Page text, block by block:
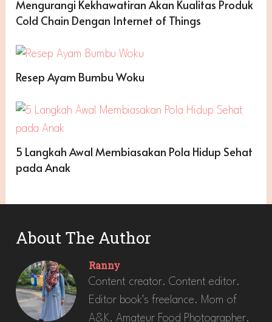
Mengurangi Kekhawatiran Akan Kualitas Produk
Cold Chain Dengan Internet of Things
Resep Ayam Bumbu Woku
5 Langkah Awal Membiasakan Pola Hidup Sehat
pada Anak
About The Author
Ranny
Content creator. Content editor.
Editor book's freelance. Mom of
A&K. Amateur Food Photographer.